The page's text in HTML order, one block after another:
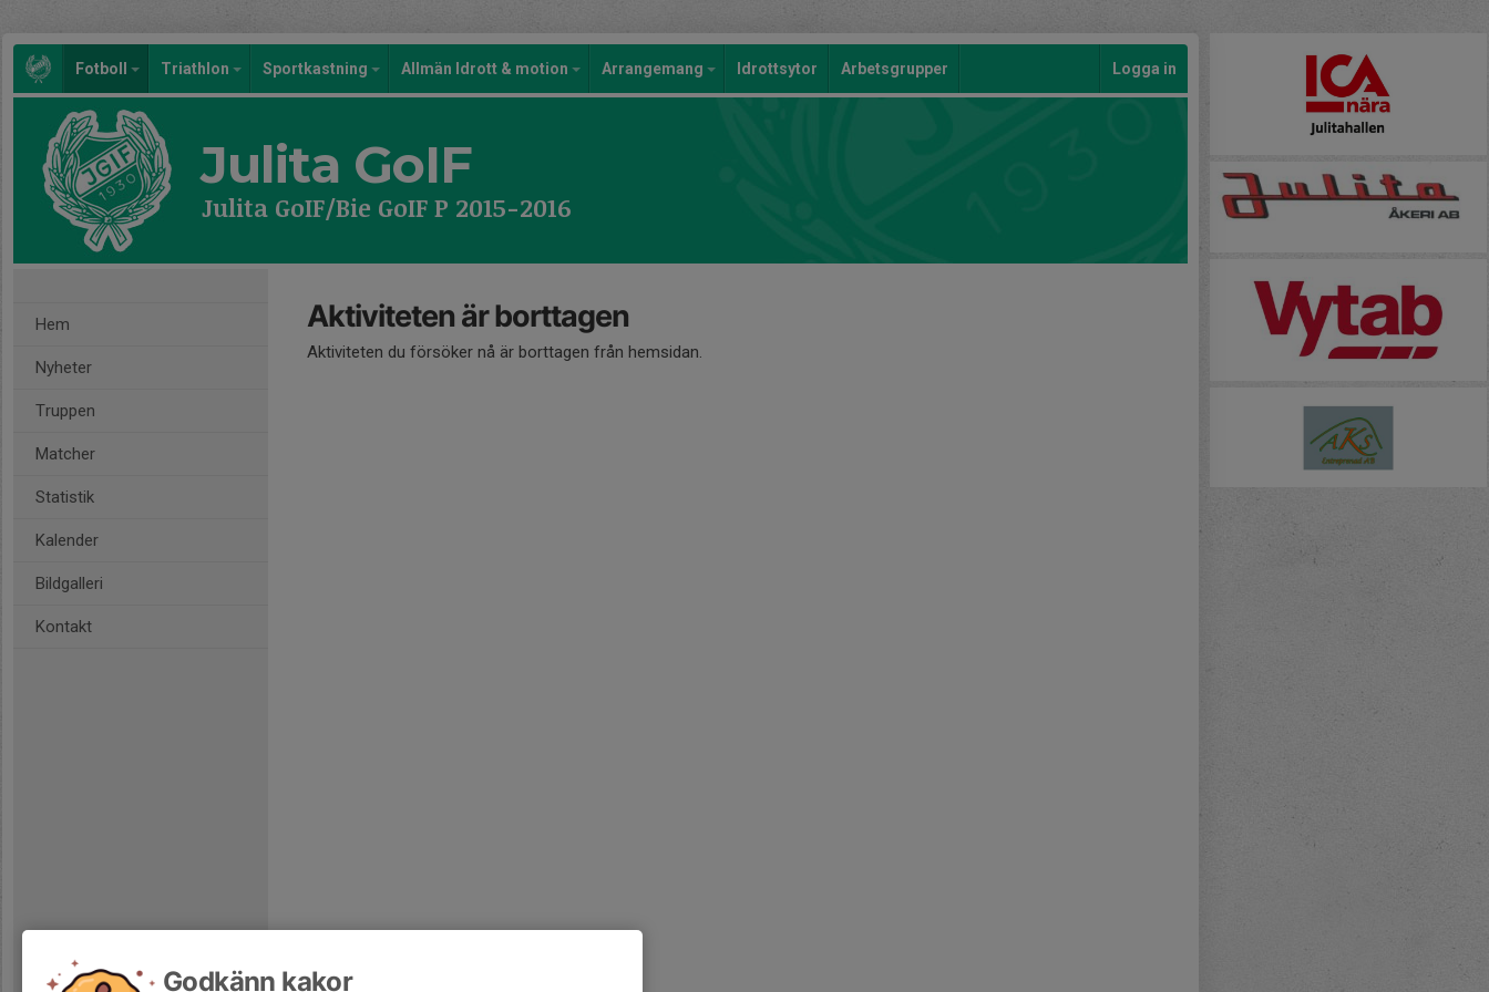
Fotboll Triathlon Sportkastning Allmän Idrott & motion Arrangemang Idrottsytor Arbetsgrupper Logga in
Julita GoIF
Julita GoIF/Bie GoIF P 2015-2016
Hem
Nyheter
Truppen
Matcher
Statistik
Kalender
Bildgalleri
Kontakt
Aktiviteten är borttagen
Aktiviteten du försöker nå är borttagen från hemsidan.
Godkänn kakor